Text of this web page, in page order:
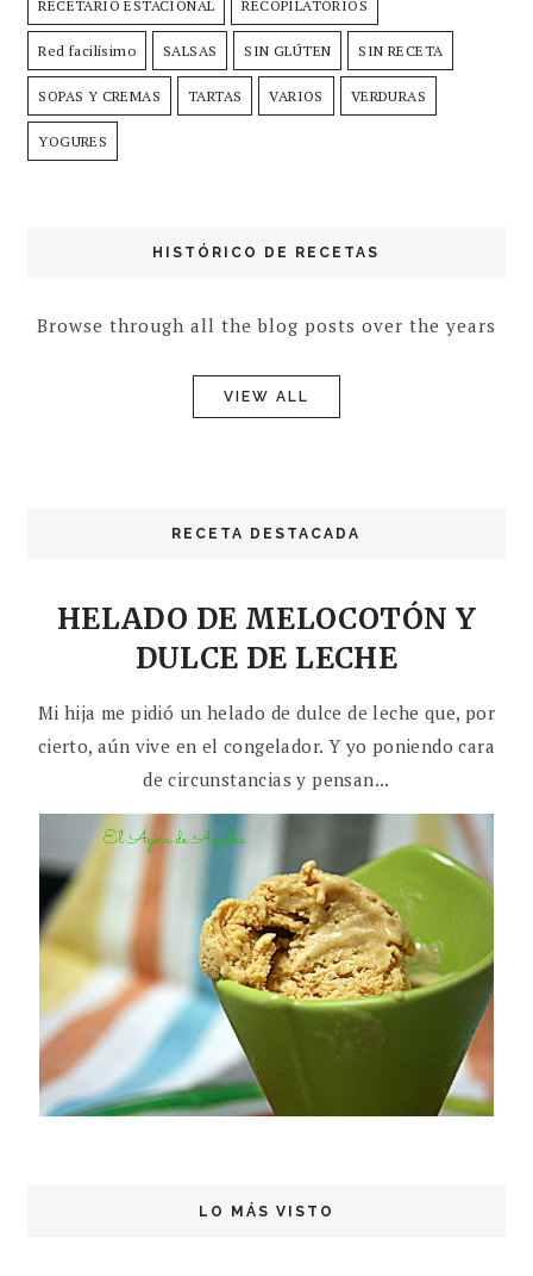
RECETARIO ESTACIONAL RECOPILATORIOS
Red facilísimo SALSAS SIN GLÚTEN SIN RECETA
SOPAS Y CREMAS TARTAS VARIOS VERDURAS
YOGURES
HISTÓRICO DE RECETAS
Browse through all the blog posts over the years
VIEW ALL
RECETA DESTACADA
HELADO DE MELOCOTÓN Y
DULCE DE LECHE
Mi hija me pidió un helado de dulce de leche que, por
cierto, aún vive en el congelador. Y yo poniendo cara
de circunstancias y pensan...
LO MÁS VISTO